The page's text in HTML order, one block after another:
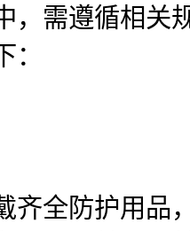
，需遵循相关
齐全防护用品